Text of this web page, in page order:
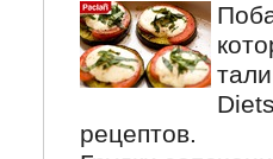
рецептов.